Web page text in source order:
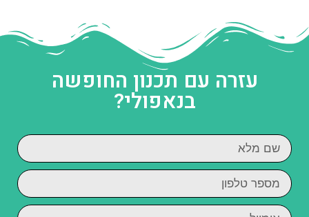
עזרה עם תכנון החופשה
בנאפולי?